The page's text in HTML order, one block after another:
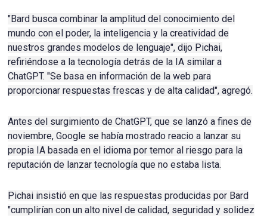
"Bard busca combinar la amplitud del conocimiento del
mundo con el poder, la inteligencia y la creatividad de
nuestros grandes modelos de lenguaje", dijo Pichai,
refiriéndose a la tecnología detrás de la IA similar a
ChatGPT."Se basa en información de la web para
proporcionar respuestas frescas y de alta calidad", agregó.
Antes del surgimiento de ChatGPT, que se lanzó a fines de
noviembre, Google se había mostrado reacio a lanzar su
propia IA basada en el idioma por temor al riesgo para la
reputación de lanzar tecnología que no estaba lista.
Pichai insistió en que las respuestas producidas por Bard
"cumplirían con un alto nivel de calidad, seguridad y solidez